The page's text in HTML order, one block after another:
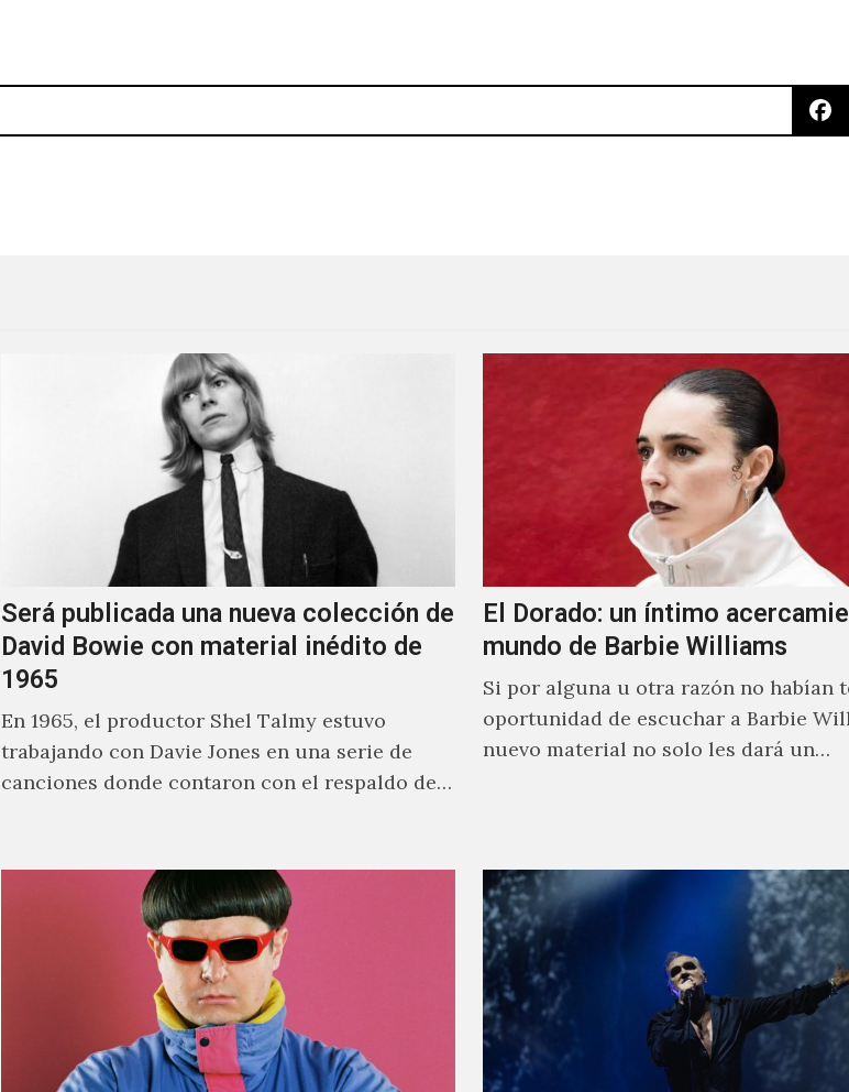
Será publicada una nueva colección de
David Bowie con material inédito de
1965
En 1965, el productor Shel Talmy estuvo
trabajando con Davie Jones en una serie de
canciones donde contaron con el respaldo de
El Dorado: un íntimo
mundo de Barbie Williams
Si por alguna u otra razón no habían
oportunidad de escuchar a Barbie
nuevo material no solo les dará un